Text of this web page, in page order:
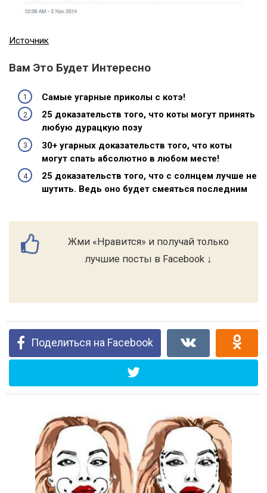
Источник
Вам Это Будет Интересно
Самые угарные приколы с котэ!
25 доказательств того, что коты могут принять
любую дурацкую позу
30+ угарных доказательств того, что коты
могут спать абсолютно в любом месте!
25 доказательств того, что с солнцем лучше не
шутить. Ведь оно будет смеяться последним
Жми «Нравится» и получай только
лучшие посты в Facebook ↓
Поделиться на Facebook